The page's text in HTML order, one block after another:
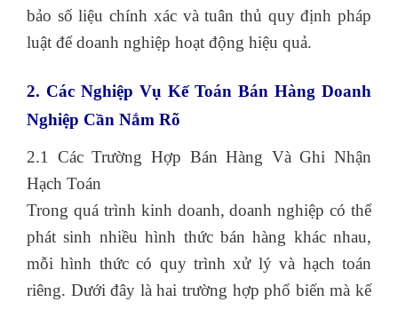
bảo số liệu chính xác và tuân thủ quy định pháp
luật để doanh nghiệp hoạt động hiệu quả.
2. Các Nghiệp Vụ Kế Toán Bán Hàng Doanh
Nghiệp Cần Nắm Rõ
2.1 Các Trường Hợp Bán Hàng Và Ghi Nhận
Hạch Toán
Trong quá trình kinh doanh, doanh nghiệp có thể
phát sinh nhiều hình thức bán hàng khác nhau,
mỗi hình thức có quy trình xử lý và hạch toán
riêng. Dưới đây là hai trường hợp phổ biến mà kế